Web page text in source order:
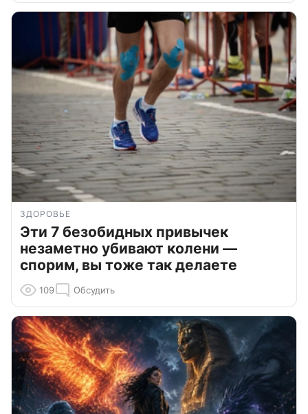
ЗДОРОВЬЕ
Эти 7 безобидных привычек
незаметно убивают колени —
спорим, вы тоже так делаете
109 Обсудить